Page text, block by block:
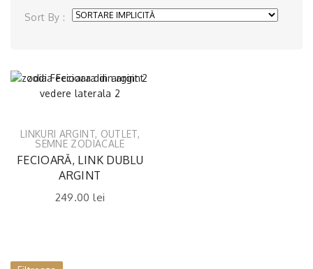
Sort By :
LINKURI ARGINT, OUTLET,
SEMNE ZODIACALE
FECIOARĂ, LINK DUBLU
ARGINT
249.00lei